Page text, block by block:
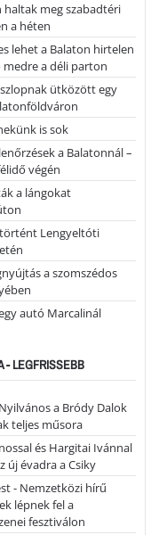
haltak meg szabadtéri
a héten
lehet a Balaton hirtelen
medre a déli parton
ütközött egy
is sok
a Balatonnál –
végén
a lángokat
Lengyeltóti
a szomszédos
autó Marcalinál
- LEGFRISSEBB
a Bródy Dalok
teljes műsora
és Hargitai Ivánnal
új évadra a Csiky
- Nemzetközi hírű
lépnek fel a
fesztiválon